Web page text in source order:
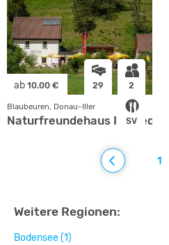
ab 10.00 € 29 2
SV
Blaubeuren, Donau-Iller
Naturfreundehaus Im Ried
1
Weitere Regionen:
Bodensee (1)